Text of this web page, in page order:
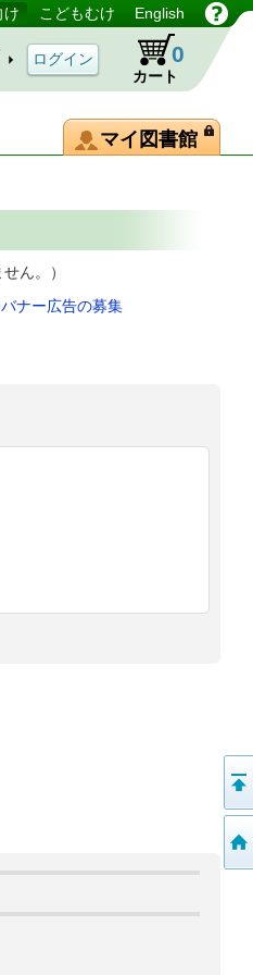
け こどもむけ English
カート
0
マイ図書館
。）
ナー広告の募集